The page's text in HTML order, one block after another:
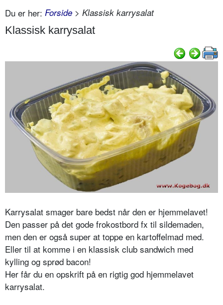
Du er her: Forside > Klassisk karrysalat
Klassisk karrysalat
Karrysalat smager bare bedst når den er hjemmelavet!
Den passer på det gode frokostbord fx til sildemaden,
men den er også super at toppe en kartoffelmad med.
Eller til at komme i en klassisk club sandwich med
kylling og sprød bacon!
Her får du en opskrift på en rigtig god hjemmelavet
karrysalat.